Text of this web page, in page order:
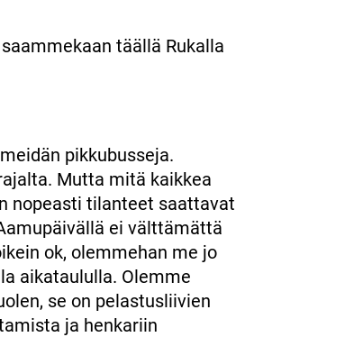
täällä Rukalla
pikkubusseja.
Mutta mitä kaikkea
nopeasti tilanteet saattavat
ei välttämättä
ok, olemmehan me jo
aikataululla. Olemme
se on pelastusliivien
ja henkariin